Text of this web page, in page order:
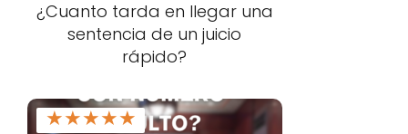
¿Cuanto tarda en llegar una
sentencia de un juicio
rápido?
★★★★★